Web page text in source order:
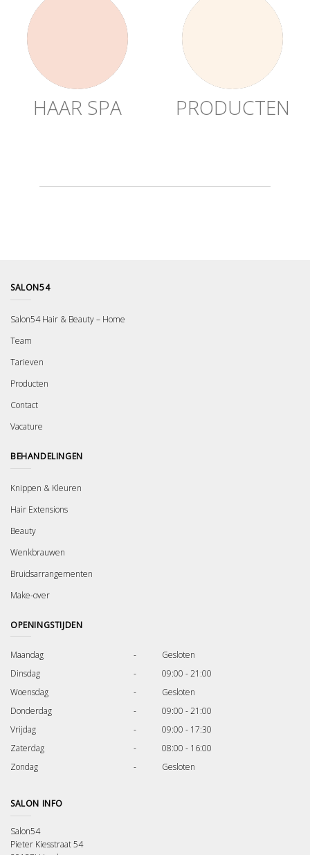
HAAR SPA PRODUCTEN
SALON54
Salon54 Hair & Beauty – Home
Team
Tarieven
Producten
Contact
Vacature
BEHANDELINGEN
Knippen & Kleuren
Hair Extensions
Beauty
Wenkbrauwen
Bruidsarrangementen
Make-over
OPENINGSTIJDEN
Maandag -
Gesloten
Dinsdag
-
09:00 - 21:00
Woensdag
-
Gesloten
Donderdag
-
09:00 - 21:00
Vrijdag
-
09:00 - 17:30
Zaterdag
-
08:00 - 16:00
Zondag
- Gesloten
SALON INFO
Salon54
Pieter Kiesstraat 54